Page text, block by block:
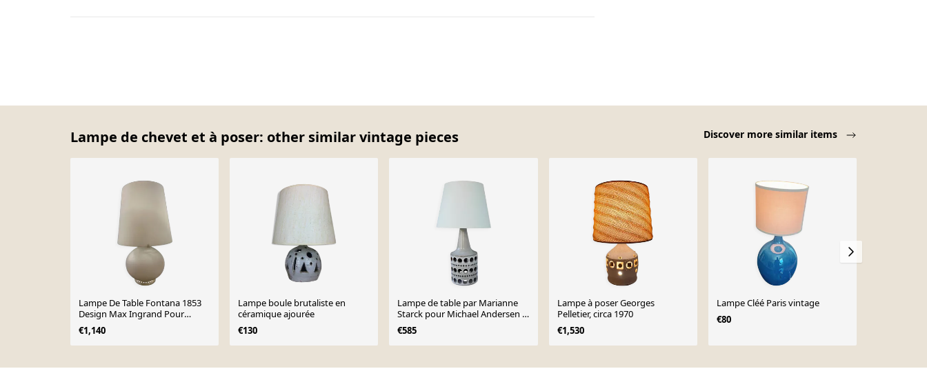
Lampe de chevet et à poser: other similar vintage pieces Discover more similar items
Lampe De Table Fontana 1853
Design Max Ingrand Pour
Fontana Arte
€1,140
Lampe boule brutaliste en
céramique ajourée
€130
Lampe de table par Marianne
Starck pour Michael Andersen &
Son, Danemark, années 1960.
€585
Lampe à poser Georges
Pelletier, circa 1970
€1,530
Lampe Cléé Paris vintage
€80